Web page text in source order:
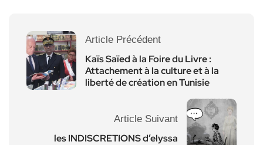
Article Précédent
Kaïs Saïed à la Foire du Livre :
Attachement à la culture et à la
liberté de création en Tunisie
Article Suivant
les INDISCRETIONS d’elyssa